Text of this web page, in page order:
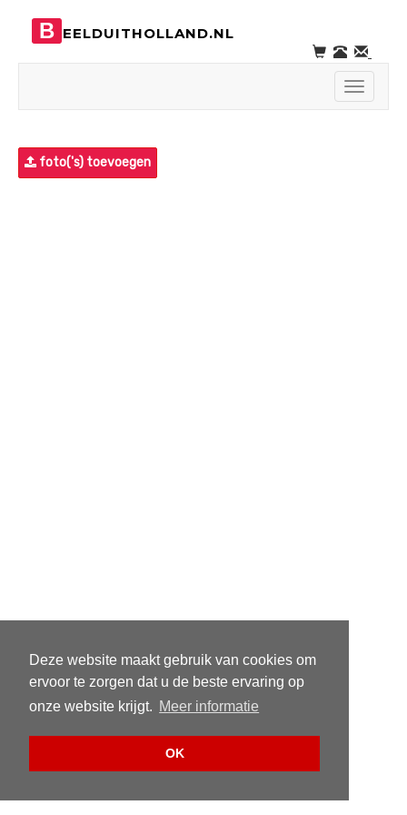
Deze website maakt gebruik van cookies om
ervoor te zorgen dat u de beste ervaring op
onze website krijgt. Meer informatie
OK
B EELDUITHOLLAND.NL
Toggle
foto('s) toevoegen